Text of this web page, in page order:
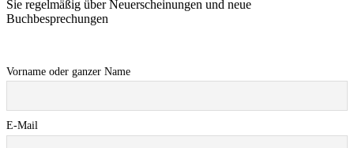
Sie regelmäßig über Neuerscheinungen und neue
Buchbesprechungen
Vorname oder ganzer Name
E-Mail